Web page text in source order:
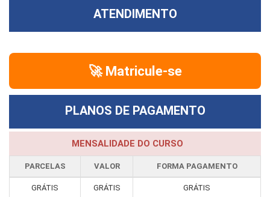
ATENDIMENTO
🚀 Matricule-se
PLANOS DE PAGAMENTO
MENSALIDADE DO CURSO
PARCELAS VALOR FORMA PAGAMENTO
GRÁTIS GRÁTIS GRÁTIS